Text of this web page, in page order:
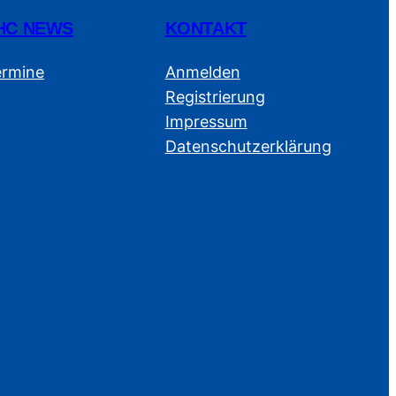
NEWS KONTAKT
Anmelden
Registrierung
Impressum
Datenschutzerklärung